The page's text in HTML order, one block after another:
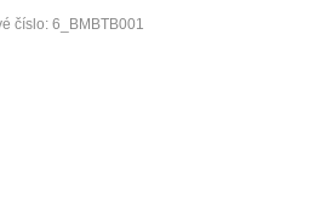
číslo: 6_BMBTB001